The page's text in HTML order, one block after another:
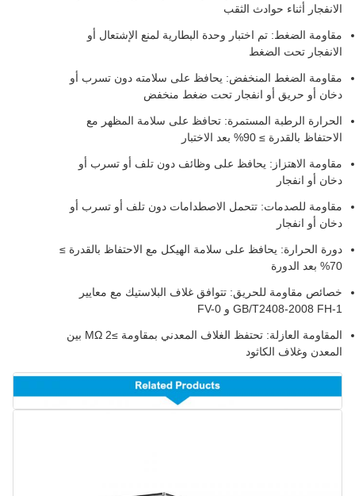
الانفجار أثناء حوادث الثقب
مقاومة الضغط: تم اختبار وحدة البطارية لمنع الإشتعال أو
الانفجار تحت الضغط
مقاومة الضغط المنخفض: يحافظ على سلامته دون تسرب أو
دخان أو حريق أو انفجار تحت ضغط منخفض
الحرارة الرطبة المستمرة: تحافظ على سلامة المظهر مع
الاحتفاظ بالقدرة ≥ 90% بعد الاختبار
مقاومة الاهتزاز: يحافظ على وظائف دون تلف أو تسرب أو
دخان أو انفجار
مقاومة للصدمات: تتحمل الاصطدامات دون تلف أو تسرب أو
دخان أو انفجار
دورة الحرارة: يحافظ على سلامة الهيكل مع الاحتفاظ بالقدرة ≥
70% بعد الدورة
خصائص مقاومة للحريق: تتوافق غلاف البلاستيك مع معايير
GB/T2408-2008 FH-1 و FV-0
المقاومة العازلة: تحتفظ الغلاف المعدني بمقاومة ≥2 MΩ بين
المعدن وغلاف الكاثود